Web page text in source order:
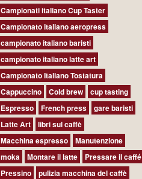
Campionati italiano Cup Taster
Campionato italiano aeropress
campionato italiano baristi
campionato italiano latte art
Campionato Italiano Tostatura
Cappuccino
Cold brew
cup tasting
Espresso
French press
gare baristi
Latte Art
libri sul caffè
Macchina espresso
Manutenzione
moka
Montare il latte
Pressare il caffé
Pressino
pulizia macchina del caffè